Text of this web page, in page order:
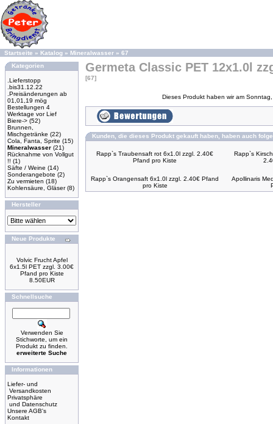
Startseite » Katalog » Mineralwasser » 67
Kategorien
.Lieferstopp
.bis31.12.22
.Preisänderungen ab
01,01,19 mög
Bestellungen 4
Werktage vor Lief
Biere-> (52)
Brunnen,
Mischgetränke (22)
Cola, Fanta, Sprite (15)
Mineralwasser (21)
Rücknahme von Vollgut
!! (1)
Säfte / Weine (14)
Sonderangebote (2)
Zu vermieten (18)
Kohlensäure, Gläser(8)
Hersteller
Neue Produkte
Volvic Frucht Apfel
6x1.5l PET zzgl. 3.00€
Pfand pro Kiste
8.50EUR
Schnellsuche
Verwenden Sie
Stichworte, um ein
Produkt zu finden.
erweiterte Suche
Informationen
Liefer- und
Versandkosten
Privatsphäre
und Datenschutz
Unsere AGB's
Kontakt
Germeta Classic PET 12x1.0l
[67]
Dieses Produkt haben wir am
Kunden, die dieses Produkt gekauft haben, haben auch
Rapp`s Traubensaft rot 6x1.0l zzgl. 2.40€
Pfand pro Kiste
Rapp`s
Rapp`s Orangensaft 6x1.0l zzgl. 2.40€ Pfand
pro Kiste
Apollinaris